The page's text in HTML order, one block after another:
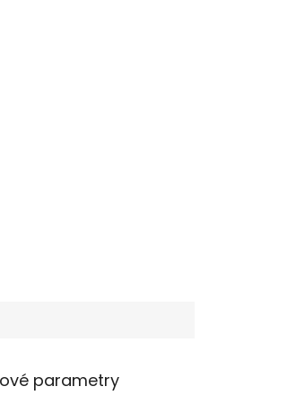
parametry